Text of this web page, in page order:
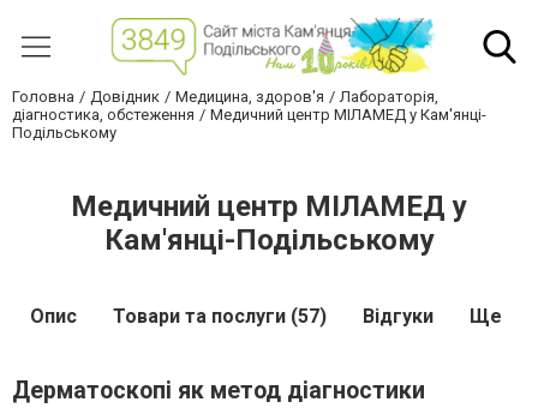
Головна Довідник Медицина, здоров'я
Лабораторія,
діагностика, обстеження
Медичний центр МІЛАМЕД у Кам'янці-
Подільському
Медичний центр МІЛАМЕД у
Кам'янці-Подільському
Опис Товари та послуги (57) Відгуки Ще
Дерматоскопі як метод діагностики